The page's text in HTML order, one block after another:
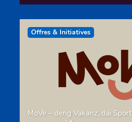
Offres & Initiatives
MoVe – deng Vakanz, däi Sport